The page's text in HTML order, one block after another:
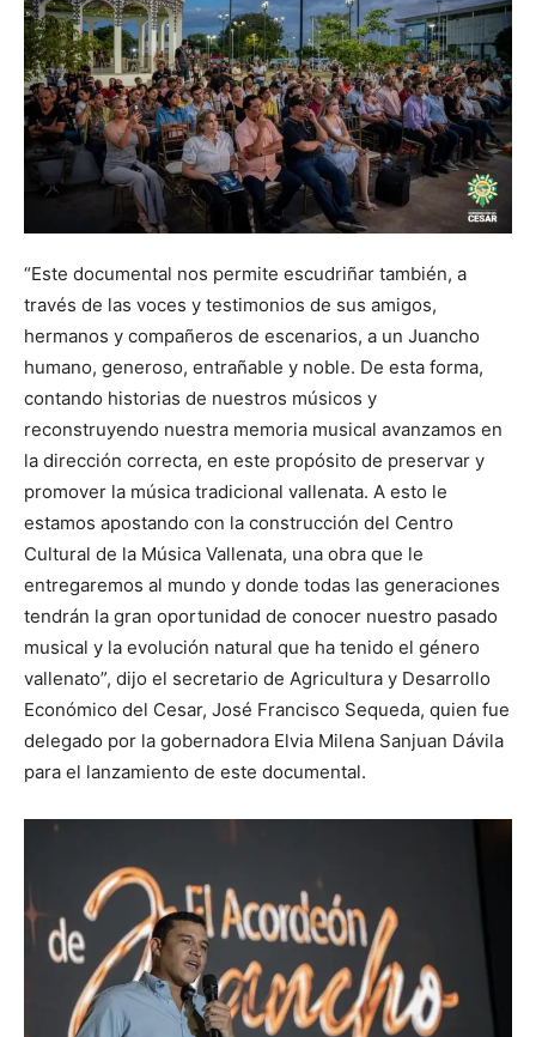
“Este documental nos permite escudriñar también, a
través de las voces y testimonios de sus amigos,
hermanos y compañeros de escenarios, a un Juancho
humano, generoso, entrañable y noble. De esta forma,
contando historias de nuestros músicos y
reconstruyendo nuestra memoria musical avanzamos en
la dirección correcta, en este propósito de preservar y
promover la música tradicional vallenata. A esto le
estamos apostando con la construcción del Centro
Cultural de la Música Vallenata, una obra que le
entregaremos al mundo y donde todas las generaciones
tendrán la gran oportunidad de conocer nuestro pasado
musical y la evolución natural que ha tenido el género
vallenato”, dijo el secretario de Agricultura y Desarrollo
Económico del Cesar, José Francisco Sequeda, quien fue
delegado por la gobernadora Elvia Milena Sanjuan Dávila
para el lanzamiento de este documental.